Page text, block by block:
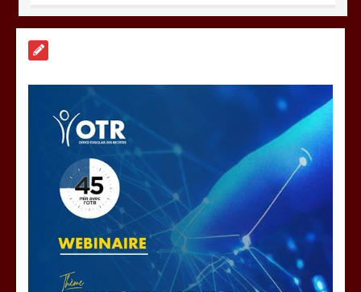
DAGL/OCCUPATION ANARCHIQUE DU
LITTORAL : Encore un moratoire de
trois semaines
5 minutes